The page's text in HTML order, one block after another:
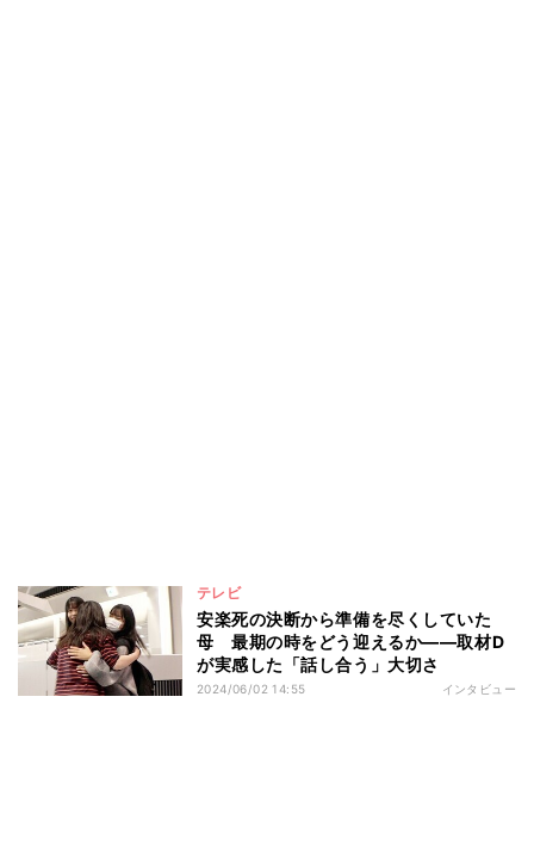
テレビ
安楽死の決断から準備を尽くしていた
母 最期の時をどう迎えるか――取材D
が実感した「話し合う」大切さ
2024/06/02 14:55 インタビュー